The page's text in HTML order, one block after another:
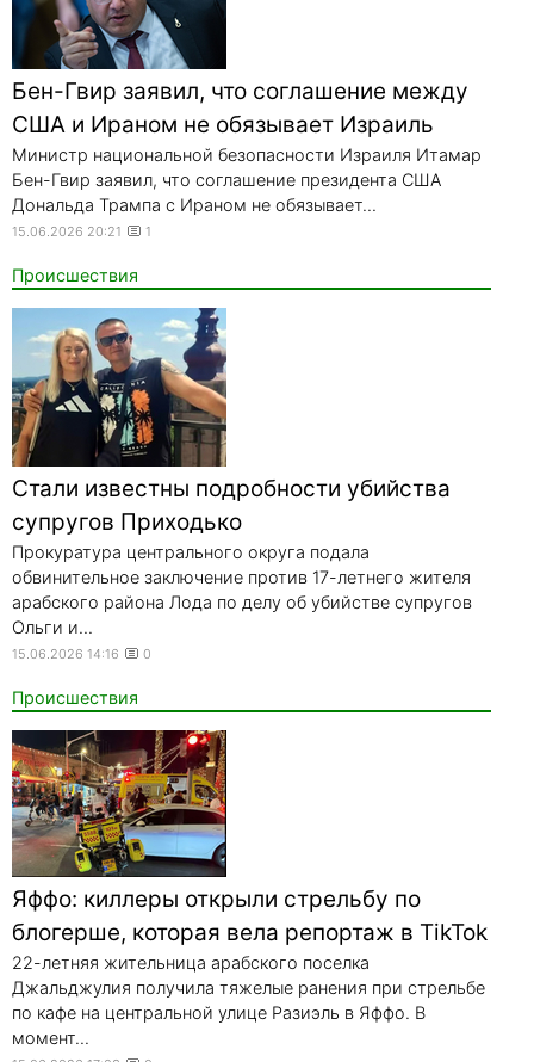
Бен-Гвир заявил, что соглашение между
США и Ираном не обязывает Израиль
Министр национальной безопасности Израиля Итамар
Бен-Гвир заявил, что соглашение президента США
Дональда Трампа с Ираном не обязывает...
15.06.2026 20:21 1
Происшествия
Стали известны подробности убийства
супругов Приходько
Прокуратура центрального округа подала
обвинительное заключение против 17-летнего жителя
арабского района Лода по делу об убийстве супругов
Ольги и...
15.06.2026 14:16 0
Происшествия
Яффо: киллеры открыли стрельбу по
блогерше, которая вела репортаж в TikTok
22-летняя жительница арабского поселка
Джальджулия получила тяжелые ранения при стрельбе
по кафе на центральной улице Разиэль в Яффо. В
момент...